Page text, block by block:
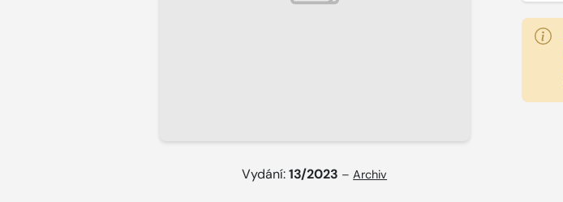
Vydání:13/2023 –Archiv